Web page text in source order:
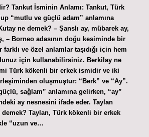
Tankut İsminin Anlamı: Tankut, Türk
“mutlu ve güçlü adam” anlamına
ne demek? – Şanslı ay, mübarek ay,
– Borneo adasının doğu kesiminde bir
farklı ve özel anlamlar taşıdığı için hem
için kullanabilirsiniz. Berkilay ne
Türk kökenli bir erkek ismidir ve iki
oluşmuştur: “Berk” ve “Ay”.
sağlam” anlamına gelirken, “ay”
ay nesnesini ifade eder. Taylan
Taylan, Türk kökenli bir erkek
“uzun ve…